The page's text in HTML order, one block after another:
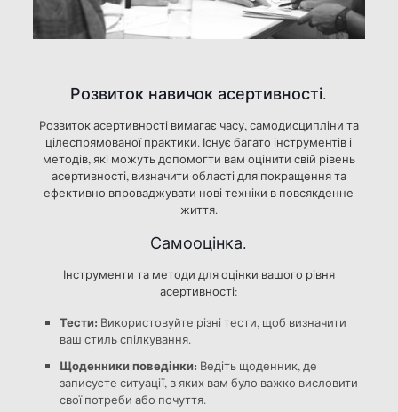
Розвиток навичок асертивності.
Розвиток асертивності вимагає часу, самодисципліни та
цілеспрямованої практики. Існує багато інструментів і
методів, які можуть допомогти вам оцінити свій рівень
асертивності, визначити області для покращення та
ефективно впроваджувати нові техніки в повсякденне
життя.
Самооцінка.
Інструменти та методи для оцінки вашого рівня
асертивності:
Тести: Використовуйте різні тести, щоб визначити
ваш стиль спілкування.
Щоденники поведінки: Ведіть щоденник, де
записуєте ситуації, в яких вам було важко висловити
свої потреби або почуття.